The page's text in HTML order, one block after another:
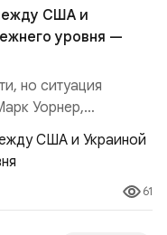
США и
уровня —
но ситуация
Уорнер,
по разведке,
беспилотников и
ей наносить
и укрепило её
США стало
61